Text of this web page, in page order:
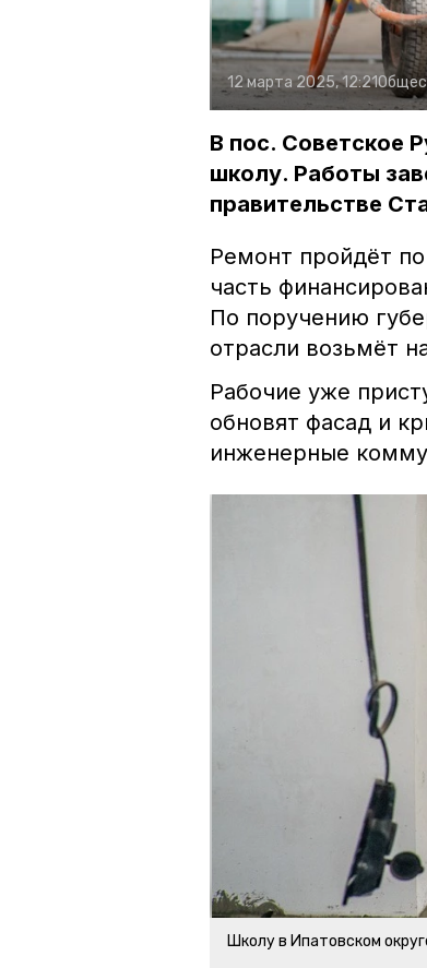
12 марта 2025, 12:21
В пос. Советское
школу. Работы
правительстве
Ремонт пройдёт
часть
По поручению
отрасли возьмёт
Рабочие уже
обновят фасад и
инженерные
Школу в Ипатовском